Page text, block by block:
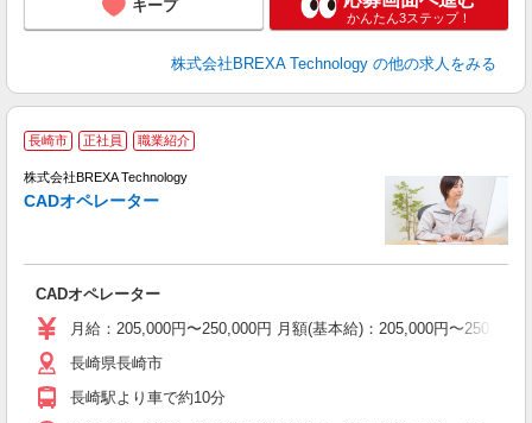
キープ
かんたん3ステップ！
株式会社BREXA Technology の他の求人をみる
長崎市 正社員 職業紹介
株式会社BREXA Technology
CADオペレーター
CADオペレーター
月給：205,000円〜250,000円 月額(基本給)：205,000円〜
長崎県長崎市
長崎駅より車で約10分